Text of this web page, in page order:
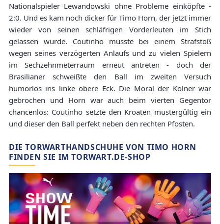
Nationalspieler Lewandowski ohne Probleme einköpfte -
2:0. Und es kam noch dicker für Timo Horn, der jetzt immer
wieder von seinen schläfrigen Vorderleuten im Stich
gelassen wurde. Coutinho musste bei einem Strafstoß
wegen seines verzögerten Anlaufs und zu vielen Spielern
im Sechzehnmeterraum erneut antreten - doch der
Brasilianer schweißte den Ball im zweiten Versuch
humorlos ins linke obere Eck. Die Moral der Kölner war
gebrochen und Horn war auch beim vierten Gegentor
chancenlos: Coutinho setzte den Kroaten mustergültig ein
und dieser den Ball perfekt neben den rechten Pfosten.
DIE TORWARTHANDSCHUHE VON TIMO HORN
FINDEN SIE IM TORWART.DE-SHOP